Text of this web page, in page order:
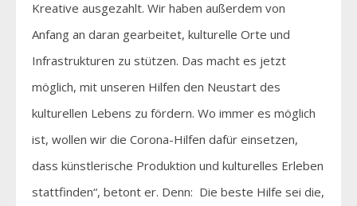
Kreative ausgezahlt. Wir haben außerdem von
Anfang an daran gearbeitet, kulturelle Orte und
Infrastrukturen zu stützen. Das macht es jetzt
möglich, mit unseren Hilfen den Neustart des
kulturellen Lebens zu fördern. Wo immer es möglich
ist, wollen wir die Corona-Hilfen dafür einsetzen,
dass künstlerische Produktion und kulturelles Erleben
stattfinden“, betont er. Denn: Die beste Hilfe sei die,